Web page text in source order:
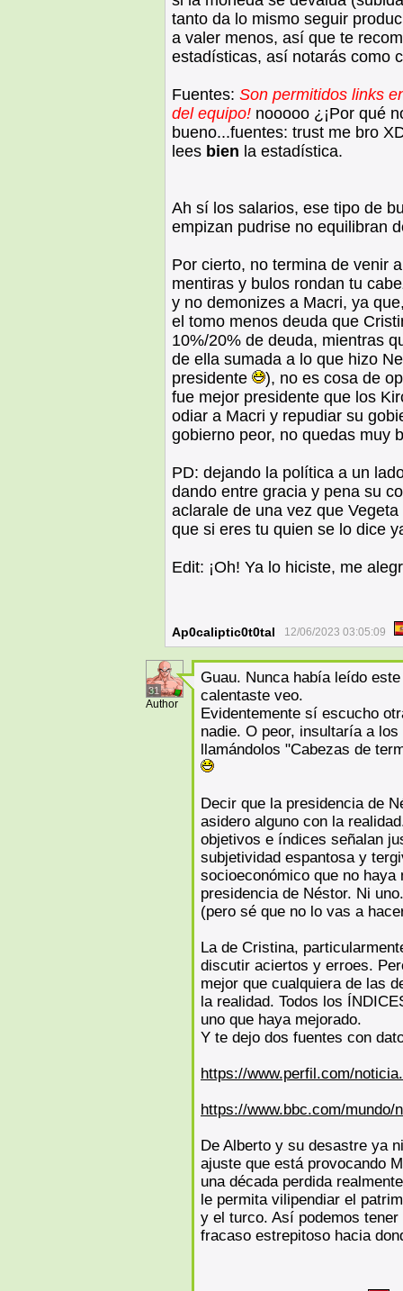
tanto da lo mismo seguir
a valer menos, así que te
estadísticas, así notarás como
Fuentes: Son permitidos links
del equipo! nooooo ¿¡Por qué
bueno...fuentes: trust me bro
lees bien la estadística.
Ah sí los salarios, ese tipo de
empizan pudrise no equilibran
Por cierto, no termina de venir
mentiras y bulos rondan tu
y no demonizes a Macri, ya
el tomo menos deuda que
10%/20% de deuda, mientras
de ella sumada a lo que hizo
presidente
), no es cosa de
fue mejor presidente que los
odiar a Macri y repudiar su
gobierno peor, no quedas muy
PD: dejando la política a un
dando entre gracia y pena su
aclarale de una vez que
que si eres tu quien se lo dice
Edit: ¡Oh! Ya lo hiciste, me
Ap0caliptic0t0tal 12/06/2023 03:05:09
31
Author
Guau. Nunca había leído
calentaste veo.
Evidentemente sí escucho
nadie. O peor, insultaría a
llamándolos "Cabezas de
Decir que la presidencia de
asidero alguno con la
objetivos e índices señalan
subjetividad espantosa y
socioeconómico que no haya
presidencia de Néstor. Ni
(pero sé que no lo vas a
La de Cristina,
discutir aciertos y erroes.
mejor que cualquiera de las
la realidad. Todos los
uno que haya mejorado.
Y te dejo dos fuentes con
https://www.perfil.com/
https://www.bbc.com/mundo/
De Alberto y su desastre ya
ajuste que está provocando
una década perdida
le permita vilipendiar el
y el turco. Así podemos
fracaso estrepitoso hacia